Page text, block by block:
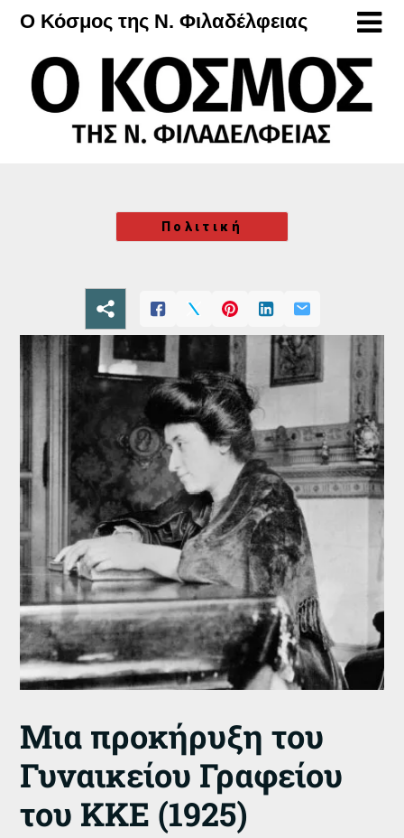
Μετάβαση
περιεχόμενο
Ο Κόσμος της Ν. Φιλαδέλφειας
Πολιτική
Μια προκήρυξη του
Γυναικείου Γραφείου
του ΚΚΕ (1925)